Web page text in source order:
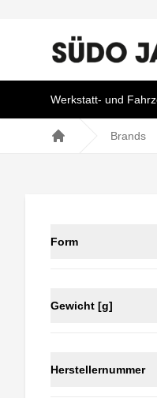
Werkstatt- und
Brands
Form
Gewicht [g]
Herstellernummer